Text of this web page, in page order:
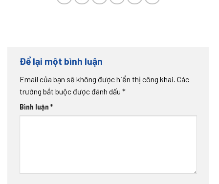
Để lại một bình luận
Email của bạn sẽ không được hiển thị công khai. Các
trường bắt buộc được đánh dấu *
Bình luận *